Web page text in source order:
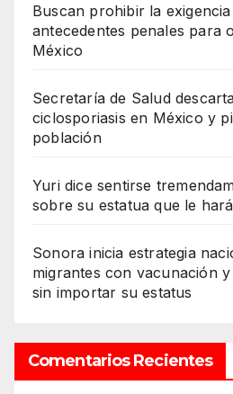
Buscan prohibir la
antecedentes penales para
México
Secretaría de Salud
ciclosporiasis en México y
población
Yuri dice sentirse
sobre su estatua que le
Sonora inicia estrategia
migrantes con vacunación
sin importar su estatus
Comentarios Recientes